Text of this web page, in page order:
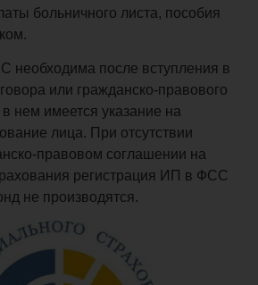
больничного листа, пособия
необходима после вступления в
или гражданско-правового
нем имеется указание на
лица. При отсутствии
правовом соглашении на
регистрация ИП в ФСС
не производятся.